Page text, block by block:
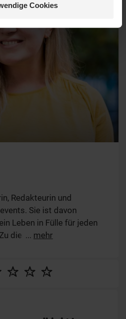
Cookies
Redakteurin und
Sie ist davon
Leben in Fülle für jeden
diesem Leben möchte sie
... mehr